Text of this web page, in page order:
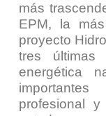
más
EPM, la
proyecto
tres últimas
energética
profesional